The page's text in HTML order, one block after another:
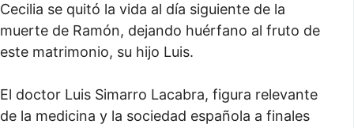
Cecilia se quitó la vida al día siguiente de la
muerte de Ramón, dejando huérfano al fruto de
este matrimonio, su hijo Luis.
El doctor Luis Simarro Lacabra, figura relevante
de la medicina y la sociedad española a finales